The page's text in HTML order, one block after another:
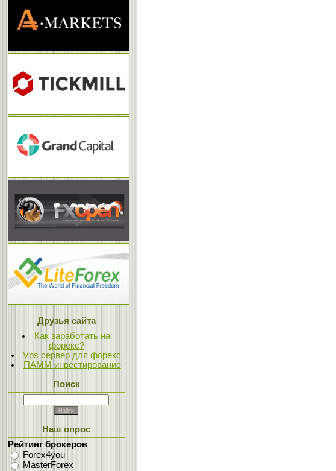
Друзья сайта
Как заработать на
форекс?
Vps сервер для форекс
ПАММ инвестирование
Поиск
Наш опрос
Рейтинг брокеров
Forex4you
MasterForex